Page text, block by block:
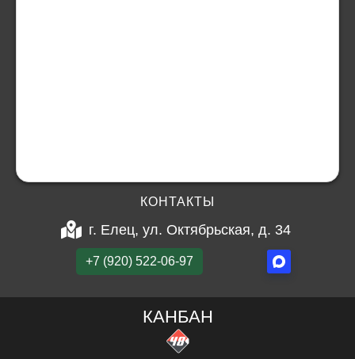
КОНТАКТЫ
г. Елец, ул. Октябрьская, д. 34
+7 (920) 522-06-97
КАНБАН